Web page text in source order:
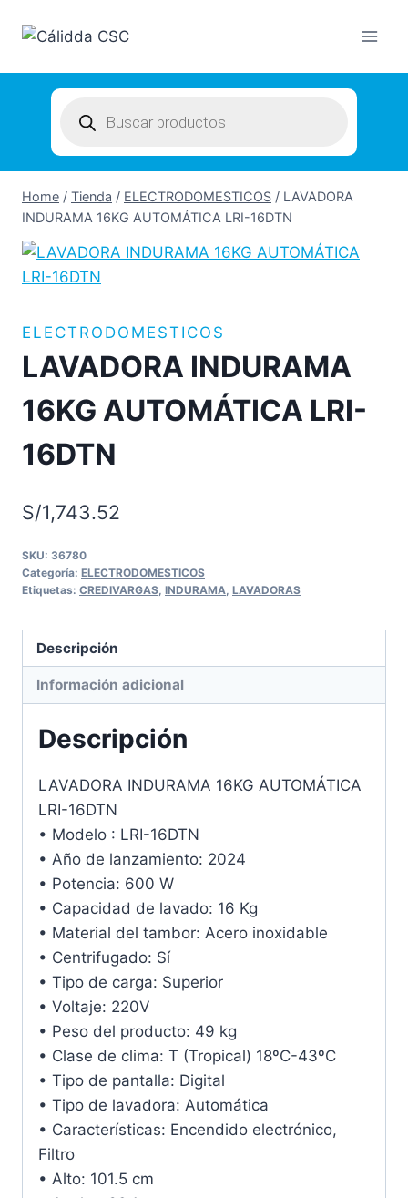
search
Home / Tienda / ELECTRODOMESTICOS / LAVADORA
INDURAMA 16KG AUTOMÁTICA LRI-16DTN
ELECTRODOMESTICOS
LAVADORA INDURAMA
16KG AUTOMÁTICA LRI-
16DTN
S/1,743.52
SKU: 36780
Categoría: ELECTRODOMESTICOS
Etiquetas: CREDIVARGAS INDURAMA LAVADORAS
Descripción
Información adicional
Descripción
LAVADORA INDURAMA 16KG AUTOMÁTICA
LRI-16DTN
• Modelo : LRI-16DTN
• Año de lanzamiento: 2024
• Potencia: 600 W
• Capacidad de lavado: 16 Kg
• Material del tambor: Acero inoxidable
• Centrifugado: Sí
• Tipo de carga: Superior
• Voltaje: 220V
• Peso del producto: 49 kg
• Clase de clima: T (Tropical) 18ºC-43ºC
• Tipo de pantalla: Digital
• Tipo de lavadora: Automática
• Características: Encendido electrónico,
Filtro
• Alto: 101.5 cm